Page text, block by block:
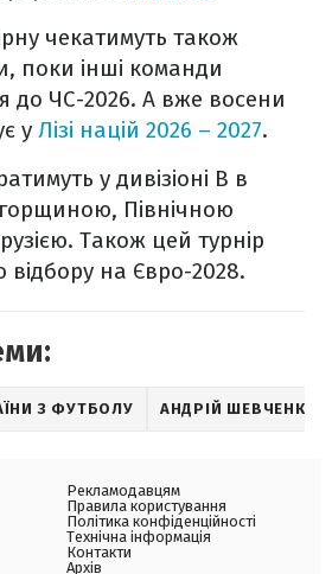
чекатимуть також
поки інші команди
до ЧС-2026. А вже восени
у Лізі націй 2026 – 2027.
у дивізіоні В в
Північною
Також цей турнір
на Євро-2028.
З ФУТБОЛУ АНДРІЙ ШЕВЧЕНКО
Рекламодавцям
Правила користування
Політика конфіденційності
Технічна інформація
Контакти
Архів